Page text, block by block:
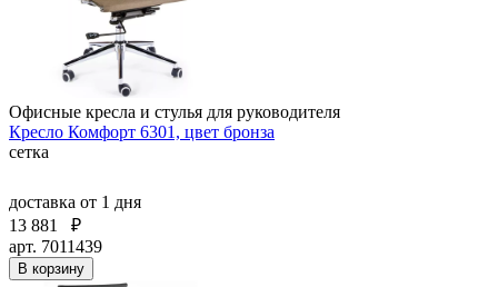
Офисные кресла и стулья для руководителя
Кресло Комфорт 6301, цвет бронза
сетка
доставка от 1 дня
13 881
₽
арт. 7011439
В корзину